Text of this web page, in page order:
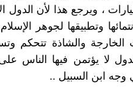
، ويرجع هذا لأن الدول
وتطبيقها لجوهر
الخارجة والشاذة تتحكم
لا يؤتمن فيها الناس
وجه ابن السبيل ..